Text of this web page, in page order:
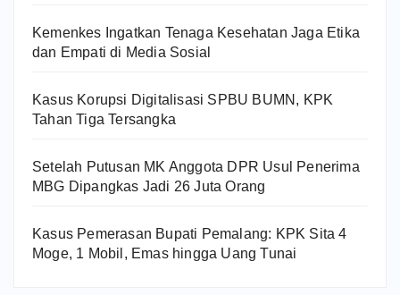
Kemenkes Ingatkan Tenaga Kesehatan Jaga Etika
dan Empati di Media Sosial
Kasus Korupsi Digitalisasi SPBU BUMN, KPK
Tahan Tiga Tersangka
Setelah Putusan MK Anggota DPR Usul Penerima
MBG Dipangkas Jadi 26 Juta Orang
Kasus Pemerasan Bupati Pemalang: KPK Sita 4
Moge, 1 Mobil, Emas hingga Uang Tunai